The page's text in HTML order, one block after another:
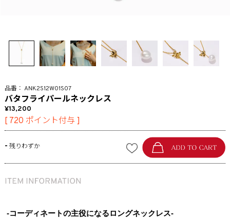
ANK2S12W01S07
バタフライパールネックレス
13,200
[ 720 ポイント付与 ]
- 残りわずか
-コーディネートの主役になるロングネックレス-